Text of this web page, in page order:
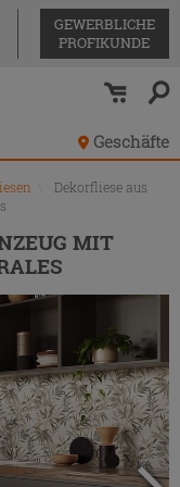
GEWERBLICHE
PROFIKUNDE
Geschäfte
Dekorfliese aus
MIT